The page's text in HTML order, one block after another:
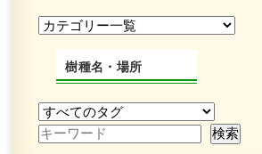
樹種名・場所